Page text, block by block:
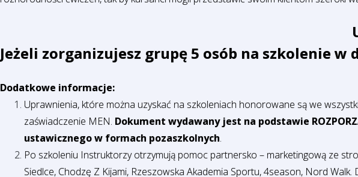
Jeżeli zorganizujesz grupę 5 osób na szkolenie
Dodatkowe informacje:
Uprawnienia, które można uzyskać na szkoleniach honorowane są we
zaświadczenie MEN. Dokument wydawany jest na podstawie
ustawicznego w formach pozaszkolnych.
Po szkoleniu Instruktorzy otrzymują pomoc partnersko – marketingową ze
Siedlce, Chodzę Z Kijami, Rzeszowska Akademia Sportu, 4season, Nord